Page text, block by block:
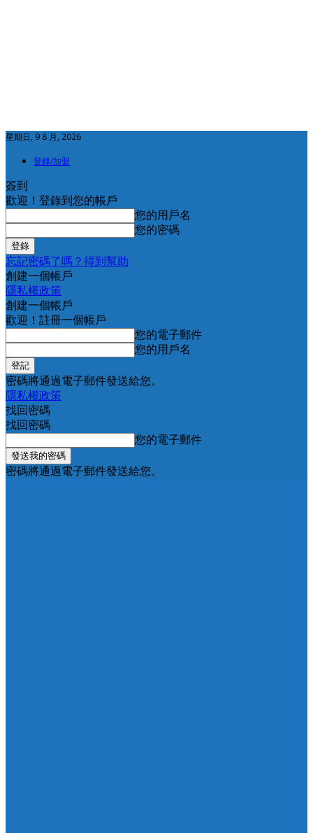
星期日, 9 8 月, 2026
登錄/加盟
簽到
歡迎！登錄到您的帳戶
您的用戶名
您的密碼
忘記密碼了嗎？得到幫助
創建一個帳戶
隱私權政策
創建一個帳戶
歡迎！註冊一個帳戶
您的電子郵件
您的用戶名
密碼將通過電子郵件發送給您。
隱私權政策
找回密碼
找回密碼
您的電子郵件
密碼將通過電子郵件發送給您。